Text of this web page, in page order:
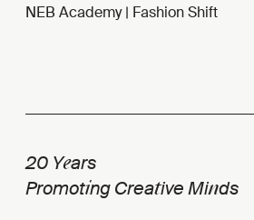
NEB Academy | Fashion Shift
20 Years
Promoting Creative Minds